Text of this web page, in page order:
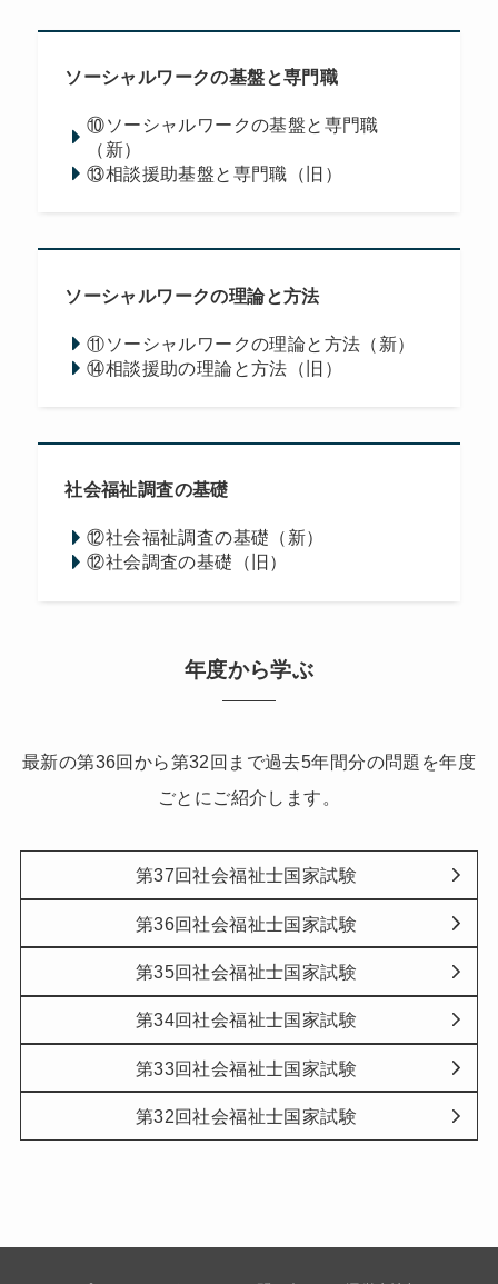
ソーシャルワークの基盤と専門職
⑩ソーシャルワークの基盤と専門職
（新）
⑬相談援助基盤と専門職（旧）
ソーシャルワークの理論と方法
⑪ソーシャルワークの理論と方法（新）
⑭相談援助の理論と方法（旧）
社会福祉調査の基礎
⑫社会福祉調査の基礎（新）
⑫社会調査の基礎（旧）
年度から学ぶ
最新の第36回から第32回まで過去5年間分の問題を年度
ごとにご紹介します。
第37回社会福祉士国家試験
第36回社会福祉士国家試験
第35回社会福祉士国家試験
第34回社会福祉士国家試験
第33回社会福祉士国家試験
第32回社会福祉士国家試験